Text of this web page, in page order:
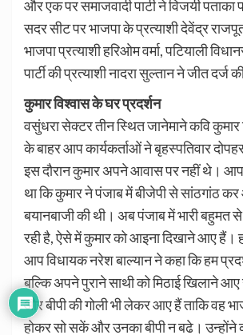
और एक पर समाजवादी पार्टी ने विजयी
सदर सीट पर भाजपा के प्रत्याशी देवेंद्र
भाजपा प्रत्याशी हरिओम वर्मा, पटियाली
पार्टी की प्रत्याशी नादरा सुल्तान ने जीत दर्ज
कुमार विश्वास के घर प्रदर्शन
वसुंधरा सेक्टर तीन स्थित जानेमाने कवि
के बाहर आप कार्यकर्ताओं ने बृहस्पतिवार
इस दौरान कुमार अपने आवास पर नहीं थे।
था कि कुमार ने पंजाब में बीजेपी से सांठगांठ
बयानबाजी की थी। अब पंजाब में भारी बहुमत
रही है, ऐसे में कुमार को आइना दिखाने आए हैं।
आप विधायक नरेश बाल्यान ने कहा कि हम
बल्कि अपने पुराने साथी को मिठाई खिलाने
और बीपी की गोली भी लेकर आए हैं ताकि वह
होकर सो सकें और उनका बीपी न बढे। उन्होंने